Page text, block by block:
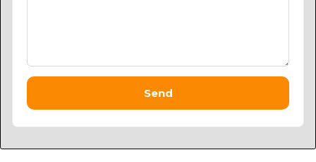
Send